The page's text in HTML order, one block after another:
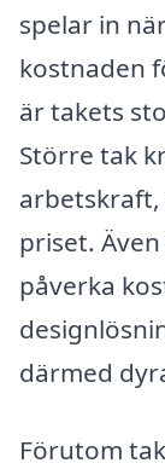
spelar in
kostnaden
är takets
Större tak
priset.
påverka
därmed
Förutom